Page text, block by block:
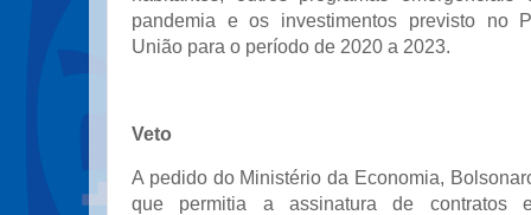
pandemia e os investimentos previsto no
União para o período de 2020 a 2023.
Veto
A pedido do Ministério da Economia,
que permitia a assinatura de contratos